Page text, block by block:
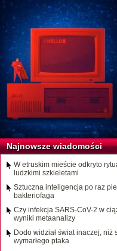
Najnowsze wiadomości
W etruskim mieście odkryto
ludzkimi szkieletami
Sztuczna inteligencja po raz
bakteriofaga
Czy infekcja SARS-CoV-2 w
wyniki metaanalizy
Dodo widział świat inaczej, niż
wymarłego ptaka